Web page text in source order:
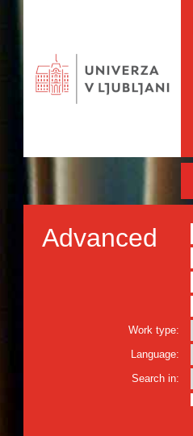
Advanced
Work type:
Language:
Search in: